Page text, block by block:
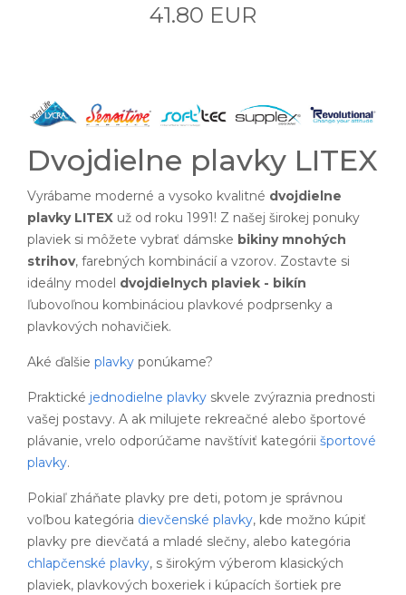
41.80 EUR
Dvojdielne plavky LITEX
Vyrábame moderné a vysoko kvalitné dvojdielne
plavky LITEX už od roku 1991! Z našej širokej ponuky
plaviek si môžete vybrať dámske bikiny mnohých
strihov, farebných kombinácií a vzorov. Zostavte si
ideálny model dvojdielnych plaviek - bikín
ľubovoľnou kombináciou plavkové podprsenky a
plavkových nohavičiek.
Aké ďalšie plavky ponúkame?
Praktické jednodielne plavky skvele zvýraznia prednosti
vašej postavy. A ak milujete rekreačné alebo športové
plávanie, vrelo odporúčame navštíviť kategórii športové
plavky.
Pokiaľ zháňate plavky pre deti, potom je správnou
voľbou kategória dievčenské plavky, kde možno kúpiť
plavky pre dievčatá a mladé slečny, alebo kategória
chlapčenské plavky, s širokým výberom klasických
plaviek, plavkových boxeriek i kúpacích šortiek pre